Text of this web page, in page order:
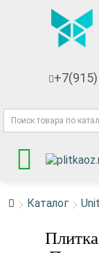
Каталог